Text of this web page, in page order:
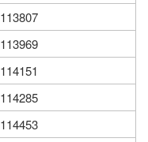
113807
113969
114151
114285
114453